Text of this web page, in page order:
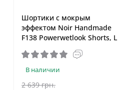
Шортики с мокрым
эффектом Noir Handmade
F138 Powerwetlook Shorts, L
В наличии
2 639 грн.